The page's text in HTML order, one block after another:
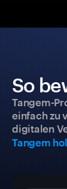
So
Tangem-
einfach zu
digitalen
Tangem